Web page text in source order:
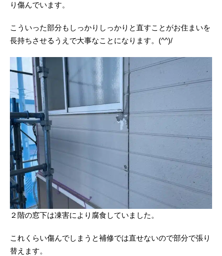
り傷んでいます。
こういった部分もしっかりしっかりと直すことがお住まいを
長持ちさせるうえで大事なことになります。(^^)/
２階の窓下は凍害により腐食していました。
これくらい傷んでしまうと補修では直せないので部分で張り
替えます。